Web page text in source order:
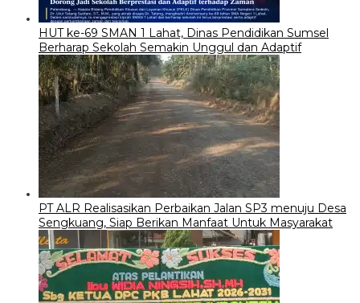
HUT ke-69 SMAN 1 Lahat, Dinas Pendidikan Sumsel
Berharap Sekolah Semakin Unggul dan Adaptif
PT ALR Realisasikan Perbaikan Jalan SP3 menuju Desa
Sengkuang, Siap Berikan Manfaat Untuk Masyarakat